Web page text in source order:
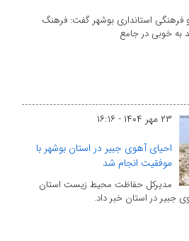
فرهنگی استانداری بوشهر گفت: فرهنگ
خوبی در جامع
۲۳ مهر ۱۴۰۴ - ۱۶:۱۶
احیای آهوی جبیر در استان بوشهر با
موفقیت انجام شد
مدیرکل حفاظت محیط زیست استان
جبیر در استان خبر داد.